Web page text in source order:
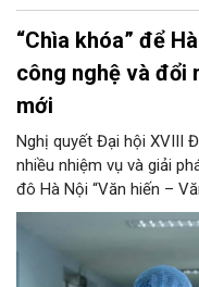
“Chìa khóa” để
công nghệ và đổi
mới
Nghị quyết Đại hội XVIII
nhiều nhiệm vụ và giải
đô Hà Nội “Văn hiến –
thời kỳ mới. Trong đó,
công nghệ, đổi mới